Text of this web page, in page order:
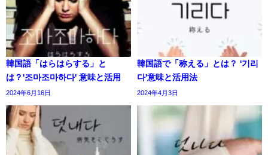
韓国語「はらはらする」と
は？'조마조마하다' 意味と活用
2024年6月16日
韓国語で「称える」とは？ '기리
다'意味と活用法
2024年4月3日